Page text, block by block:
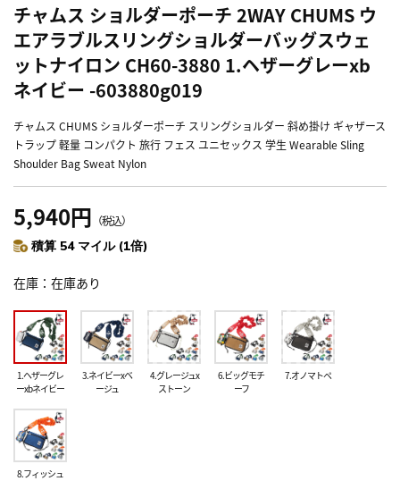
チャムス ショルダーポーチ 2WAY CHUMS ウ
エアラブルスリングショルダーバッグスウェ
ットナイロン CH60-3880 1.ヘザーグレーxb
ネイビー -603880g019
チャムス CHUMS ショルダーポーチ スリングショルダー 斜め掛け ギャザース
トラップ 軽量 コンパクト 旅行 フェス ユニセックス 学生 Wearable Sling
Shoulder Bag Sweat Nylon
5,940円 （税込）
積算 54 マイル (1倍)
在庫 在庫あり
1.ヘザーグレ
ーxbネイビー
3.ネイビーxベ
ージュ
4.グレージュx
ストーン
6.ビッグモチ
ーフ
7.オノマトペ
8.フィッシュ